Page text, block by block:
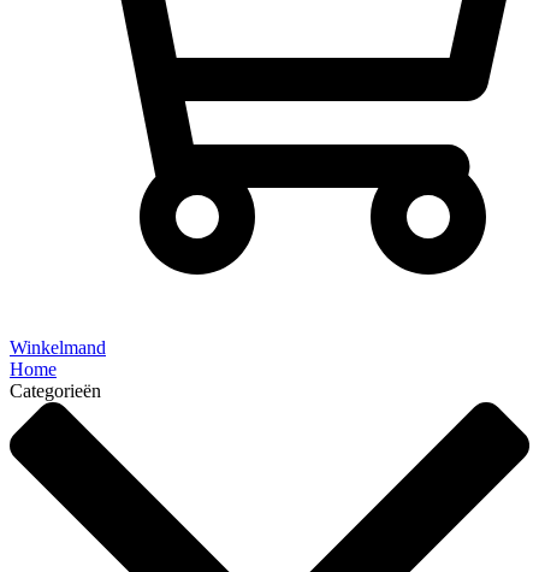
Winkelmand
Home
Categorieën